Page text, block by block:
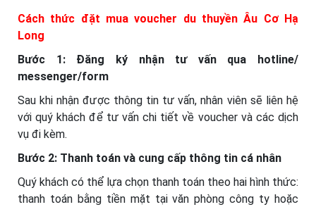
Cách thức đặt mua voucher du thuyền Âu Cơ Hạ
Long
Bước 1: Đăng ký nhận tư vấn qua hotline/
messenger/form
Sau khi nhận được thông tin tư vấn, nhân viên sẽ liên hệ
với quý khách để tư vấn chi tiết về voucher và các dịch
vụ đi kèm.
Bước 2: Thanh toán và cung cấp thông tin cá nhân
Quý khách có thể lựa chọn thanh toán theo hai hình thức:
thanh toán bằng tiền mặt tại văn phòng công ty hoặc